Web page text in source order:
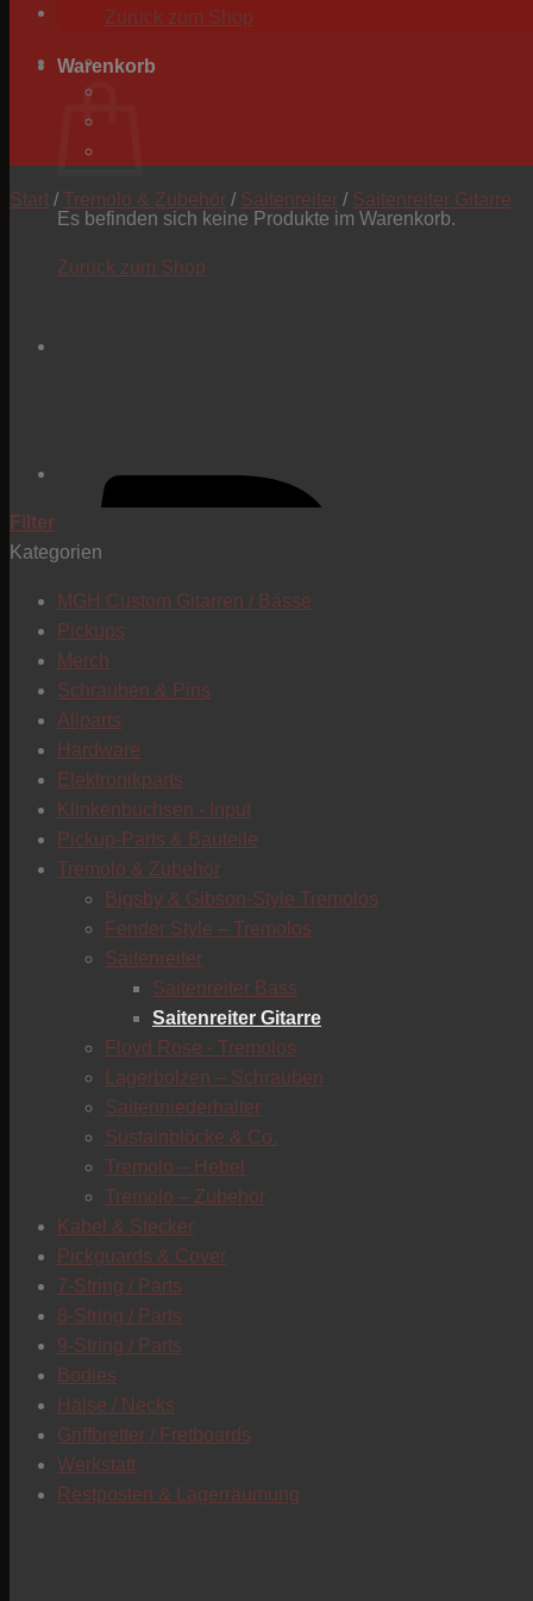
Zurück zum Shop
Warenkorb
Es befinden sich keine Produkte im Warenkorb.
Zurück zum Shop
Start / Tremolo & Zubehör / Saitenreiter / Saitenreiter Gitarre
Filter
Kategorien
MGH Custom Gitarren / Bässe
Pickups
Merch
Schrauben & Pins
Allparts
Hardware
Elektronikparts
Klinkenbuchsen - Input
Pickup-Parts & Bauteile
Tremolo & Zubehör
Bigsby & Gibson-Style Tremolos
Fender Style – Tremolos
Saitenreiter
Saitenreiter Bass
Saitenreiter Gitarre
Floyd Rose - Tremolos
Lagerbolzen – Schrauben
Saitenniederhalter
Sustainblöcke & Co.
Tremolo – Hebel
Tremolo – Zubehör
Kabel & Stecker
Pickguards & Cover
7-String / Parts
8-String / Parts
9-String / Parts
Bodies
Hälse / Necks
Griffbretter / Fretboards
Werkstatt
Restposten & Lagerräumung